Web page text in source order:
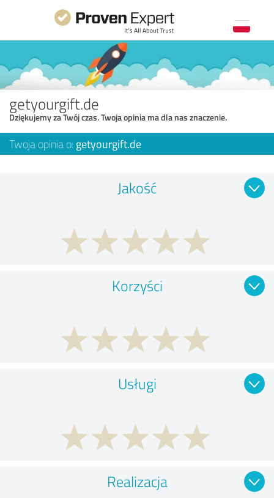
getyourgift.de
Dziękujemy za Twój czas. Twoja opinia ma dla nas znaczenie.
Twoja opinia o: getyourgift.de
Jakość
Korzyści
Usługi
Realizacja